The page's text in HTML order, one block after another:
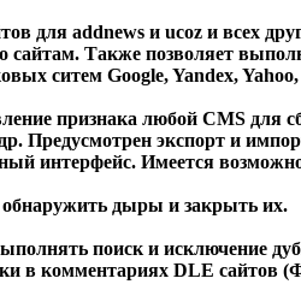
для addnews и ucoz и всех
сайтам. Также позволяет
ситем Google, Yandex,
признака любой CMS для
экспорт и
интерфейс. Имеется
дыры и закрыть их.
поиск и исключение
в комментариях DLE сайтов